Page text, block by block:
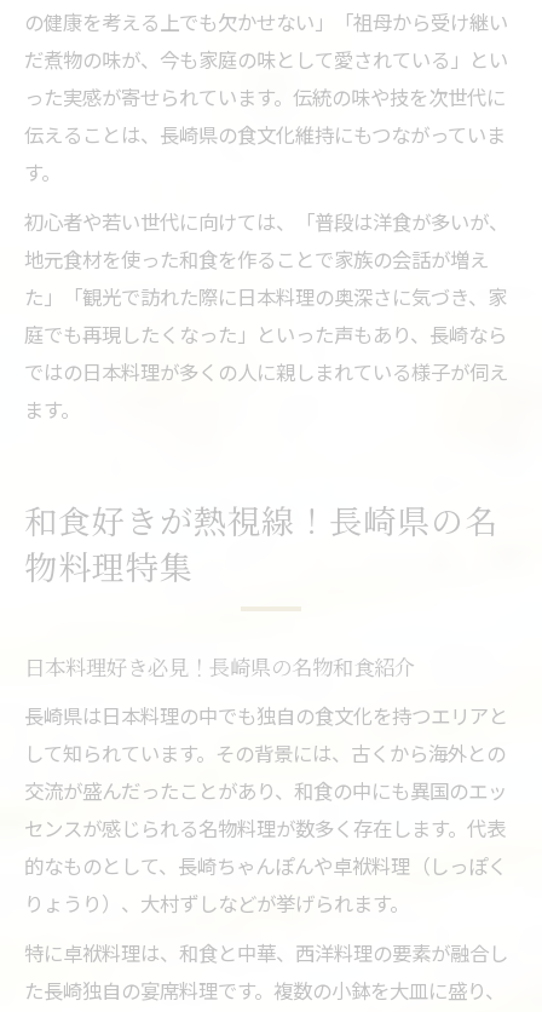
の健康を考える上でも欠かせない」「祖母から受け継い
だ煮物の味が、今も家庭の味として愛されている」とい
った実感が寄せられています。伝統の味や技を次世代に
伝えることは、長崎県の食文化維持にもつながっていま
す。
初心者や若い世代に向けては、「普段は洋食が多いが、
地元食材を使った和食を作ることで家族の会話が増え
た」「観光で訪れた際に日本料理の奥深さに気づき、家
庭でも再現したくなった」といった声もあり、長崎なら
ではの日本料理が多くの人に親しまれている様子が伺え
ます。
和食好きが熱視線！長崎県の名
物料理特集
日本料理好き必見！長崎県の名物和食紹介
長崎県は日本料理の中でも独自の食文化を持つエリアと
して知られています。その背景には、古くから海外との
交流が盛んだったことがあり、和食の中にも異国のエッ
センスが感じられる名物料理が数多く存在します。代表
的なものとして、長崎ちゃんぽんや卓袱料理（しっぽく
りょうり）、大村ずしなどが挙げられます。
特に卓袱料理は、和食と中華、西洋料理の要素が融合し
た長崎独自の宴席料理です。複数の小鉢を大皿に盛り、